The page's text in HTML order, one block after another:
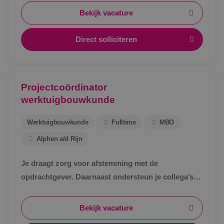
Bekijk vacature
Direct solliciteren
Projectcoördinator
werktuigbouwkunde
Werktuigbouwkunde Fulltime MBO
Alphen a/d Rijn
Je draagt zorg voor afstemming met de
opdrachtgever. Daarnaast ondersteun je collega’s
technische ontwerp en de werkvoorbereiding voor
de uitvoering.
Bekijk vacature